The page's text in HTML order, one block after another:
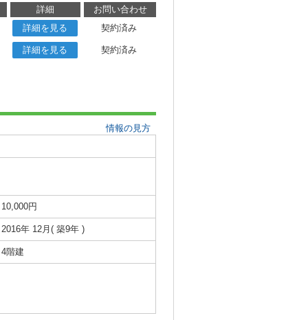
詳細
お問い合わせ
詳細を見る
契約済み
詳細を見る 契約済み
情報の見方
10,000円
2016年 12月( 築9年 )
4階建